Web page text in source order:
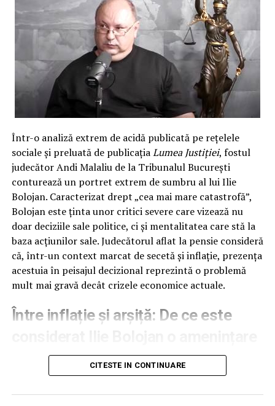
Într-o analiză extrem de acidă publicată pe rețelele
sociale și preluată de publicațiaLumea Justiției, fostul
judecător Andi Malaliu de la Tribunalul București
conturează un portret extrem de sumbru al lui Ilie
Bolojan. Caracterizat drept „cea mai mare catastrofă”,
Bolojan este ținta unor critici severe care vizează nu
doar deciziile sale politice, ci și mentalitatea care stă la
baza acțiunilor sale. Judecătorul aflat la pensie consideră
că, într-un context marcat de secetă și inflație, prezența
acestuia în peisajul decizional reprezintă o problemă
mult mai gravă decât crizele economice actuale.
Între inflație și arșiță: De ce este
mai mare decât criza economică
curente, marcat de scumpirea motorinei și stagnare
CITESTE IN CONTINUARE